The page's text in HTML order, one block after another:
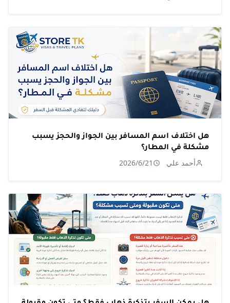
هل اختلاف اسم المسافر بين الجواز والحجز يسبب
مشكلة في المطار؟
أحمد علي 2026/6/21